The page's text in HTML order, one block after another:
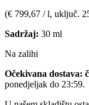
(€ 799,67 / l, uključ.
Sadržaj: 30 ml
Na zalihi
Očekivana dostava:
ponedjeljak do 23:59.